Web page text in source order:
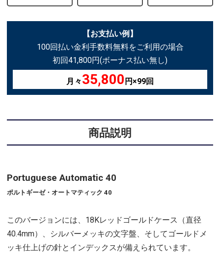
【お支払い例】
100回払い金利手数料無料をご利用の場合
初回41,800円(ボーナス払い無し)
月々35,800 円×99回
商品説明
Portuguese Automatic 40
ポルトギーゼ・オートマティック 40
このバージョンには、18Kレッドゴールドケース（直径
40.4mm）、シルバーメッキの文字盤、そしてゴールドメ
ッキ仕上げの針とインデックスが備えられています。